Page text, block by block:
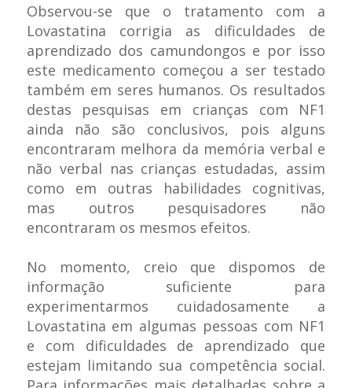
Observou-se que o tratamento com a
Lovastatina corrigia as dificuldades de
aprendizado dos camundongos e por isso
este medicamento começou a ser testado
também em seres humanos. Os resultados
destas pesquisas em crianças com NF1
ainda não são conclusivos, pois alguns
encontraram melhora da memória verbal e
não verbal nas crianças estudadas, assim
como em outras habilidades cognitivas,
mas outros pesquisadores não
encontraram os mesmos efeitos.
No momento, creio que dispomos de
informação suficiente para
experimentarmos cuidadosamente a
Lovastatina em algumas pessoas com NF1
e com dificuldades de aprendizado que
estejam limitando sua competência social.